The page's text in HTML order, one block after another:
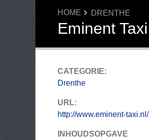
HOME DRENTHE
Eminent Taxi
CATEGORIE:
Drenthe
URL:
http://www.eminent-taxi.nl/
INHOUDSOPGAVE